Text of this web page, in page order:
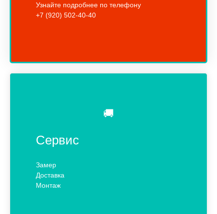
Узнайте подробнее по телефону
+7 (920) 502-40-40
🚚
Сервис
Замер
Доставка
Монтаж